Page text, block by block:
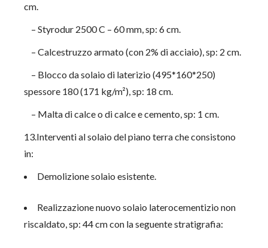
cm.
– Styrodur 2500 C – 60 mm, sp: 6 cm.
– Calcestruzzo armato (con 2% di acciaio), sp: 2 cm.
– Blocco da solaio di laterizio (495*160*250)
spessore 180 (171 kg/m²), sp: 18 cm.
– Malta di calce o di calce e cemento, sp: 1 cm.
13.Interventi al solaio del piano terra che consistono
in:
Demolizione solaio esistente.
Realizzazione nuovo solaio laterocementizio non
riscaldato, sp: 44 cm con la seguente stratigrafia: